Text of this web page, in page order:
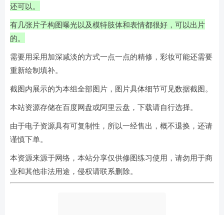
还可以。
有几张片子构图曝光以及模特肢体和表情都很好，可以出片
的。
需要用采用加深减淡的方式一点一点的精修，彩妆可能还需要
重新绘制填补。
截图内展示的为本组全部图片，图片具体细节可见数据截图。
本站资源存储在百度网盘或阿里云盘，下载请自行选择。
由于电子资源具有可复制性，所以一经售出，概不退换，还请
谨慎下单。
本资源来源于网络，本站分享仅供修图练习使用，请勿用于商
业和其他非法用途，侵权请联系删除。